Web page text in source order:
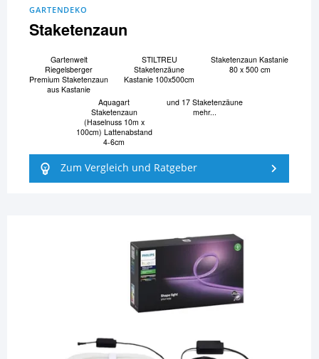
GARTENDEKO
Staketenzaun
Gartenwelt
Riegelsberger
Premium Staketenzaun
aus Kastanie
STILTREU
Staketenzäune
Kastanie 100x500cm
Staketenzaun Kastanie
80 x 500 cm
Aquagart
Staketenzaun
(Haselnuss 10m x
100cm) Lattenabstand
4-6cm
und 17 Staketenzäune
mehr...
Zum Vergleich und Ratgeber